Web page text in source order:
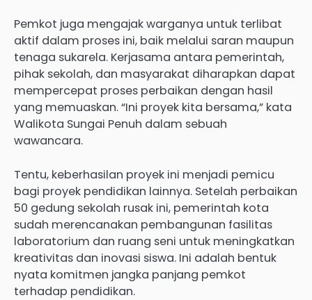
Pemkot juga mengajak warganya untuk terlibat
aktif dalam proses ini, baik melalui saran maupun
tenaga sukarela. Kerjasama antara pemerintah,
pihak sekolah, dan masyarakat diharapkan dapat
mempercepat proses perbaikan dengan hasil
yang memuaskan. “Ini proyek kita bersama,” kata
Walikota Sungai Penuh dalam sebuah
wawancara.
Tentu, keberhasilan proyek ini menjadi pemicu
bagi proyek pendidikan lainnya. Setelah perbaikan
50 gedung sekolah rusak ini, pemerintah kota
sudah merencanakan pembangunan fasilitas
laboratorium dan ruang seni untuk meningkatkan
kreativitas dan inovasi siswa. Ini adalah bentuk
nyata komitmen jangka panjang pemkot
terhadap pendidikan.